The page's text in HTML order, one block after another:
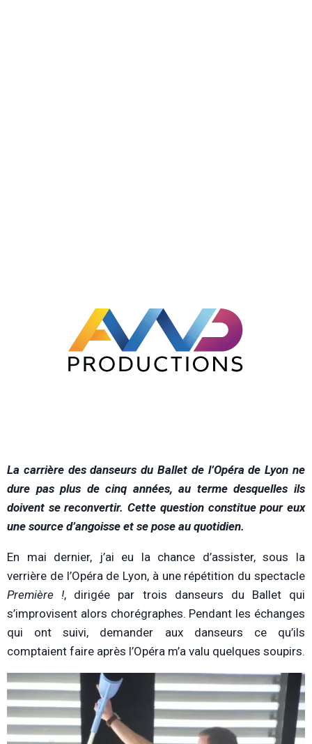
La carrière des danseurs du Ballet de l’Opéra de Lyon ne
dure pas plus de cinq années, au terme desquelles ils
doivent se reconvertir. Cette question constitue pour eux
une source d’angoisse et se pose au quotidien.
En mai dernier, j’ai eu la chance d’assister, sous la
verrière de l’Opéra de Lyon, à une répétition du spectacle
Première !, dirigée par trois danseurs du Ballet qui
s’improvisent alors chorégraphes. Pendant les échanges
qui ont suivi, demander aux danseurs ce qu’ils
comptaient faire après l’Opéra m’a valu quelques soupirs.